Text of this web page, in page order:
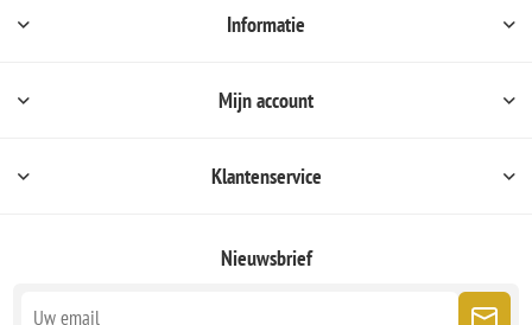
Informatie
Mijn account
Klantenservice
Nieuwsbrief